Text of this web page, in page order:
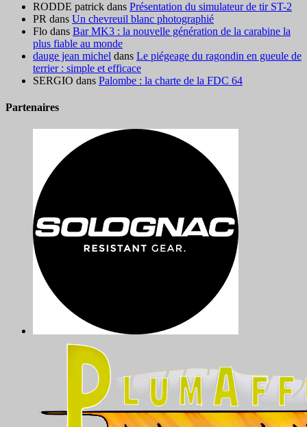
RODDE patrick dans Présentation du simulateur de tir ST-2
PR dans Un chevreuil blanc photographié
Flo dans Bar MK3 : la nouvelle génération de la carabine la
plus fiable au monde
dauge jean michel dans Le piégeage du ragondin en gueule de
terrier : simple et efficace
SERGIO dans Palombe : la charte de la FDC 64
Partenaires